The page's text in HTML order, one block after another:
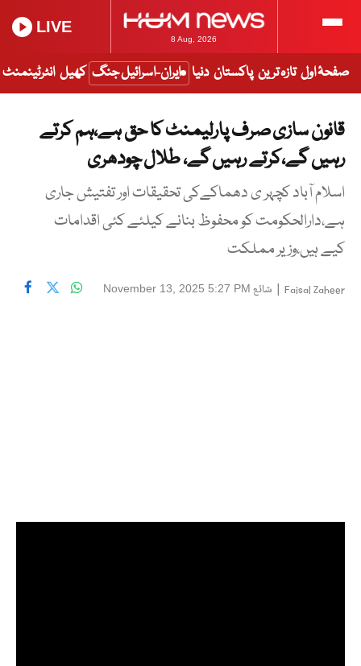
8 Aug, 2026
LIVE
صفحۂ اول تازہ ترین پاکستان دنیا ایران-اسرائیل جنگ کھیل انٹرٹینمنٹ
قانون سازی صرف پارلیمنٹ کا حق ہے،ہم کرتے
رہیں گے،کرتے رہیں گے، طلال چودھری
اسلام آباد کچہر ی دھماکےکی تحقیقات اور تفتیش جاری
ہے،دارالحکومت کو محفوظ بنانے کیلئے کئی اقدامات
کیے ہیں،وزیر مملکت
Faisal Zaheer
| شائع November 13, 2025 5:27 PM